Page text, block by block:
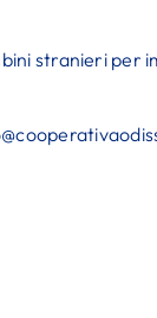
stranieri per